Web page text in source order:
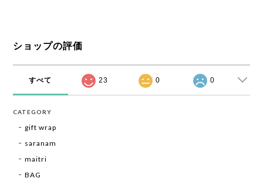
ショップの評価
すべて 23 0 0
CATEGORY
gift wrap
saranam
maitri
BAG